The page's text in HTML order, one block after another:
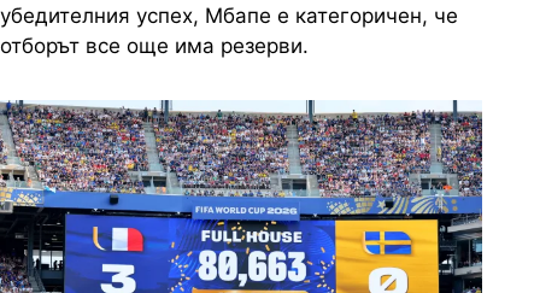
убедителния успех, Мбапе е категоричен, че
отборът все още има резерви.